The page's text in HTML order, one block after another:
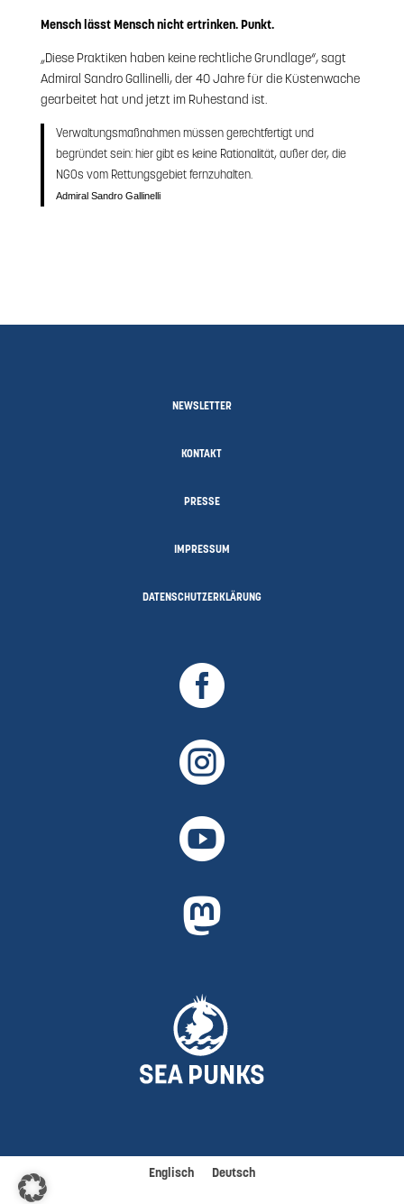
Mensch lässt Mensch nicht ertrinken. Punkt.
„Diese Praktiken haben keine rechtliche Grundlage“, sagt
Admiral Sandro Gallinelli, der 40 Jahre für die Küstenwache
gearbeitet hat und jetzt im Ruhestand ist.
Verwaltungsmaßnahmen müssen gerechtfertigt und
begründet sein: hier gibt es keine Rationalität, außer der, die
NGOs vom Rettungsgebiet fernzuhalten.
Admiral Sandro Gallinelli
NEWSLETTER
KONTAKT
PRESSE
IMPRESSUM
DATENSCHUTZERKLÄRUNG




Englisch Deutsch